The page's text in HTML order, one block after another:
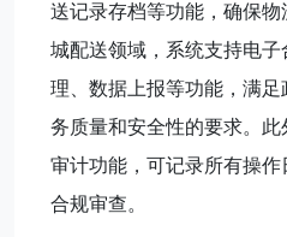
送记录存档等功能，确保物
城配送领域，系统支持电
理、数据上报等功能，满
务质量和安全性的要求。
审计功能，可记录所有操
合规审查。